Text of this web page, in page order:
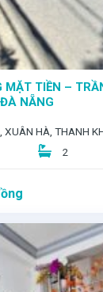
MẶT TIỀN –
NẴNG
XUÂN HÀ, THANH
2